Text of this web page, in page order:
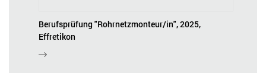
Berufsprüfung "Rohrnetzmonteur/in", 2025,
Effretikon